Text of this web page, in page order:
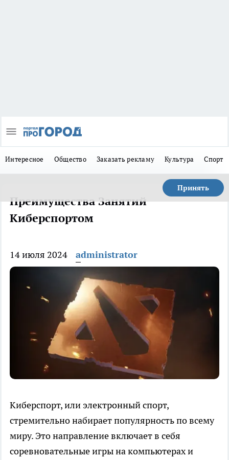
Интересное Общество Заказать рекламу Культура Спорт
Принять
Преимущества Занятий
Киберспортом
14 июля 2024 administrator
Киберспорт, или электронный спорт,
стремительно набирает популярность по всему
миру. Это направление включает в себя
соревновательные игры на компьютерах и